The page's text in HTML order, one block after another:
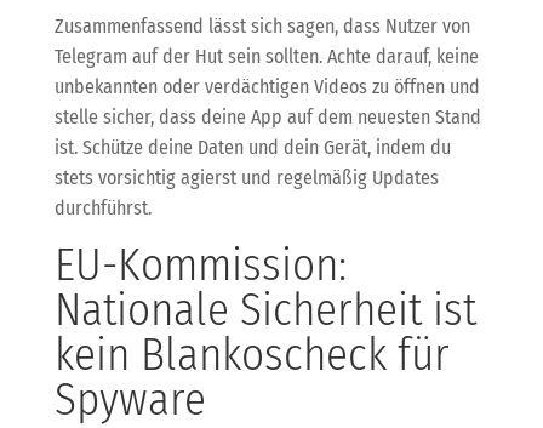
Zusammenfassend lässt sich sagen, dass Nutzer von
Telegram auf der Hut sein sollten. Achte darauf, keine
unbekannten oder verdächtigen Videos zu öffnen und
stelle sicher, dass deine App auf dem neuesten Stand
ist. Schütze deine Daten und dein Gerät, indem du
stets vorsichtig agierst und regelmäßig Updates
durchführst.
EU-Kommission:
Nationale Sicherheit ist
kein Blankoscheck für
Spyware